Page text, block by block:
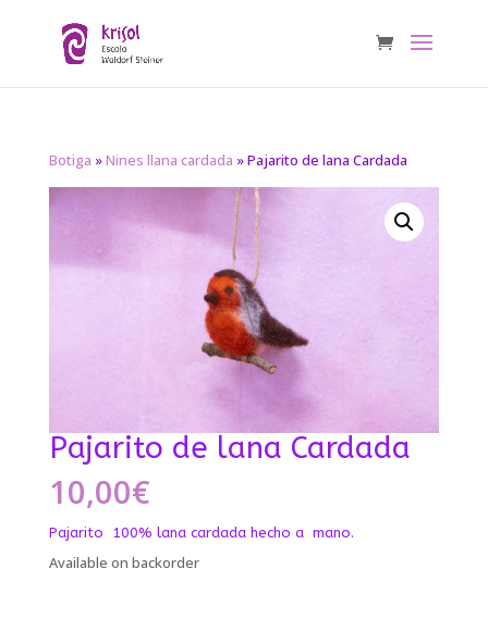
Botiga »Nines llana cardada » Pajarito de lana Cardada
Pajarito de lana Cardada
10,00€
Pajarito 100% lana cardada hecho a mano.
Available on backorder